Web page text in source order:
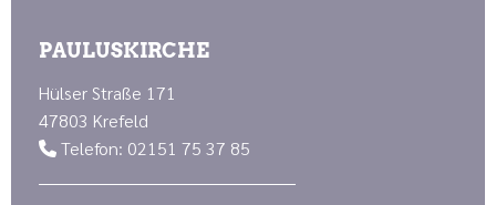
PAULUSKIRCHE
Hülser Straße 171
47803 Krefeld
 Telefon: 02151 75 37 85